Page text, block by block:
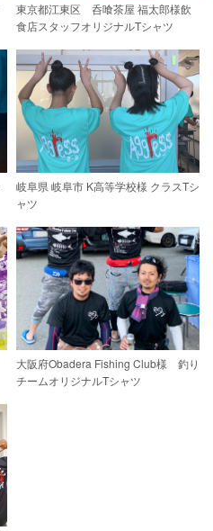
東京都江東区 呑喰茶屋 福太郎様飲
食店スタッフオリジナルTシャツ
岐阜県 岐阜市 K高等学校様 クラスTシ
ャツ
大阪府Obadera Fishing Club様 釣り
チームオリジナルTシャツ